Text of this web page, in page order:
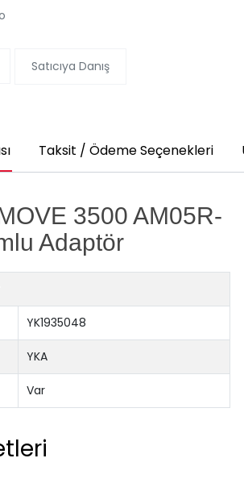
Satıcıya Danış
Taksit / Ödeme Seçenekleri
3500 AM05R-
Adaptör
YK1935048
YKA
Var